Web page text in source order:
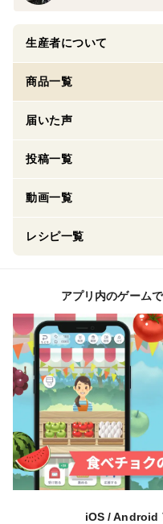
生産者について
商品一覧
届いた声
投稿一覧
動画一覧
レシピ一覧
アプリ内のゲーム
iOS / Android